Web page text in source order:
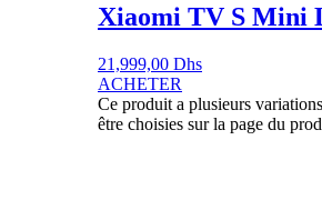
Xiaomi TV S Mini
21,999,00 Dhs
ACHETER
Ce produit a plusieurs
être choisies sur la page du